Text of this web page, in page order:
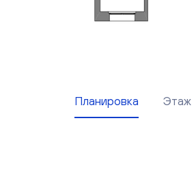
Планировка Этаж